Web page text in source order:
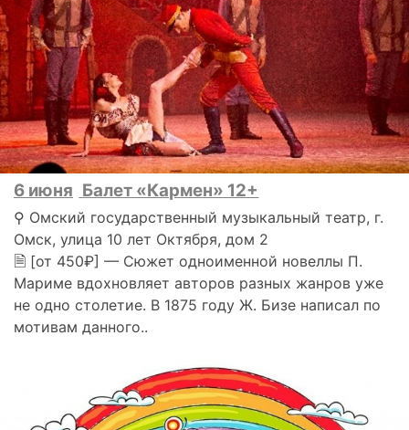
6 июня Балет «Кармен» 12+
⚲ Омский государственный музыкальный театр, г.
Омск, улица 10 лет Октября, дом 2
🗎 [от 450₽] — Сюжет одноименной новеллы П.
Мариме вдохновляет авторов разных жанров уже
не одно столетие. В 1875 году Ж. Бизе написал по
мотивам данного..